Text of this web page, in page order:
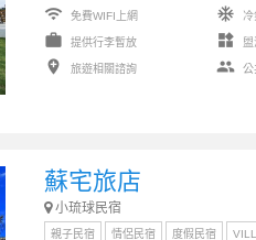
wifi 免費WIFI上網
work 提供行李暫放
add_location 旅遊相關諮詢
ac_unit
widgets
group
公
蘇宅旅店
小琉球民宿
親子民宿 情侶民宿 度假民宿